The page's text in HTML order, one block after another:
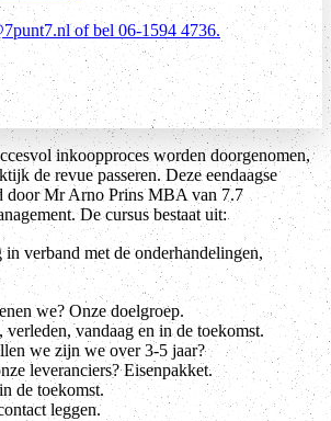
of bel 06-1594 4736.
inkoopproces worden doorgenomen,
de revue passeren. Deze eendaagse
door Mr Arno Prins MBA van 7.7
De cursus bestaat uit:
verband met de onderhandelingen,
we? Onze doelgroep.
vandaag en in de toekomst.
we zijn we over 3-5 jaar?
leveranciers? Eisenpakket.
de toekomst.
leggen.